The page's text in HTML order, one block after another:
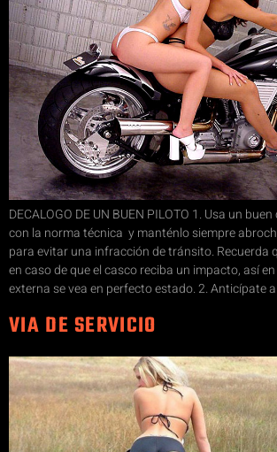
DECALOGO DE UN BUEN PILOTO 1. Usa un
con la norma técnica y manténlo siempre
para evitar una infracción de tránsito. Recuerda
en caso de que el casco reciba un impacto, así
externa se vea en perfecto estado. 2. Anticípate
VIA DE SERVICIO